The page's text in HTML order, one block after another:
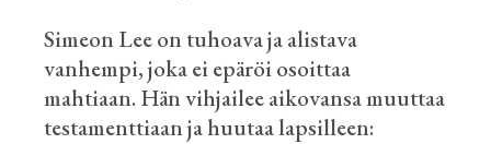
Simeon Lee on tuhoava ja alistava
vanhempi, joka ei epäröi osoittaa
mahtiaan. Hän vihjailee aikovansa muuttaa
testamenttiaan ja huutaa lapsilleen: